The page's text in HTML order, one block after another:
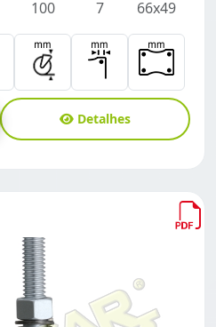
100 7 66x49
Detalhes